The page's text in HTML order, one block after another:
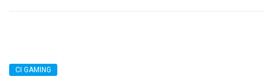
CI GAMING